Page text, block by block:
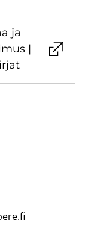
ja
|